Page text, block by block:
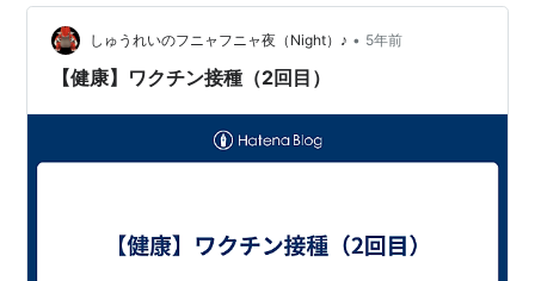
しゅうれいのフニャフニャ夜（Night）♪ • 5年前
【健康】ワクチン接種（2回目）